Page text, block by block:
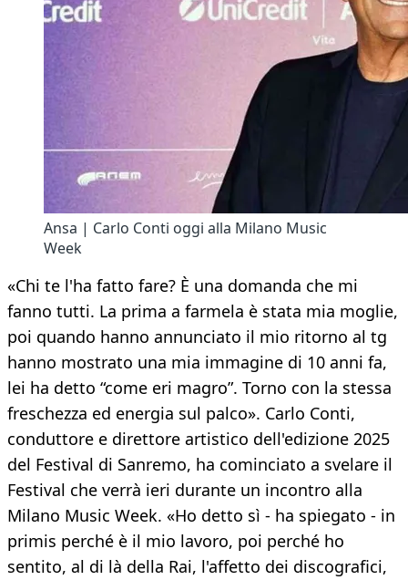
Ansa | Carlo Conti oggi alla Milano Music
Week
«Chi te l'ha fatto fare? È una domanda che mi
fanno tutti. La prima a farmela è stata mia moglie,
poi quando hanno annunciato il mio ritorno al tg
hanno mostrato una mia immagine di 10 anni fa,
lei ha detto “come eri magro”. Torno con la stessa
freschezza ed energia sul palco». Carlo Conti,
conduttore e direttore artistico dell'edizione 2025
del Festival di Sanremo, ha cominciato a svelare il
Festival che verrà ieri durante un incontro alla
Milano Music Week. «Ho detto sì - ha spiegato - in
primis perché è il mio lavoro, poi perché ho
sentito, al di là della Rai, l'affetto dei discografici,